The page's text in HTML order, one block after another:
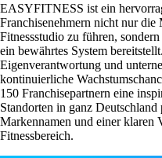
EASYFITNESS ist ein
Franchisenehmern nicht nur
Fitnessstudio zu führen,
ein bewährtes System
Eigenverantwortung und
kontinuierliche
150 Franchisepartnern eine
Standorten in ganz
Markennamen und einer
Fitnessbereich.